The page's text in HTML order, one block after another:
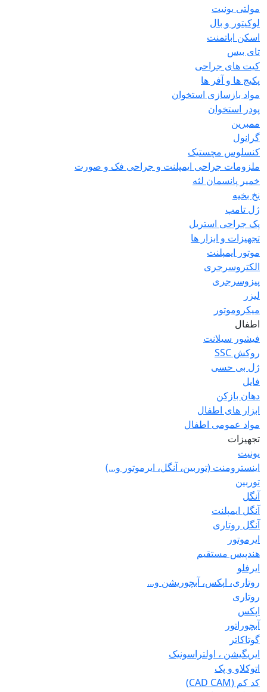
مولتی یونیت
لوکیتور و بال
اسکن اباتمنت
تای بیس
کیت های جراحی
پکیج ها و آفر ها
مواد بازسازی استخوان
پودر استخوان
ممبرین
گرانول
کنسلوس مچستیک
ملزومات جراحی ایمپلنت و جراحی فک و صورت
خمیر پانسمان لثه
نخ بخیه
ژل تامپ
پک جراحی استریل
تجهیزات و ابزار ها
موتور ایمپلنت
الکتروسرجری
پیزوسرجری
لیزر
میکروموتور
اطفال
فیشور سیلانت
روکش SSC
ژل بی حسی
فایل
دهان بازکن
ابزار های اطفال
مواد عمومی اطفال
تجهیزات
یونیت
اینسترومنت (توربین، آنگل، ایرموتور و...)
توربین
آنگل
آنگل ایمپلنت
آنگل روتاری
ایرموتور
هندپیس مستقیم
ایرفلو
روتاری، اپکس، آبچوریشن و...
روتاری
اپکس
آبچوراتور
گوتاکاتر
ایریگیشن ، اولتراسونیک
اتوکلاو و پک
کد کم (CAD CAM)